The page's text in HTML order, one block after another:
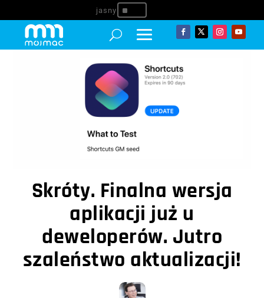
^
Skróty. Finalna wersja
aplikacji już u
deweloperów. Jutro
szaleństwo aktualizacji!